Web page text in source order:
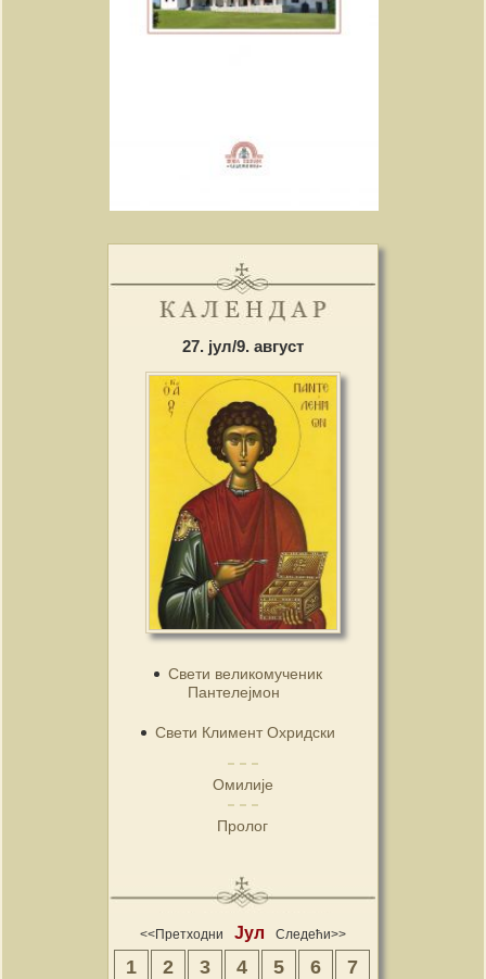
27. јул/9. август
Свети великомученик
Пантелејмон
Свети Климент Охридски
Омилије
Пролог
<<Претходни Јул Следећи>>
1 2 3 4 5 6
7